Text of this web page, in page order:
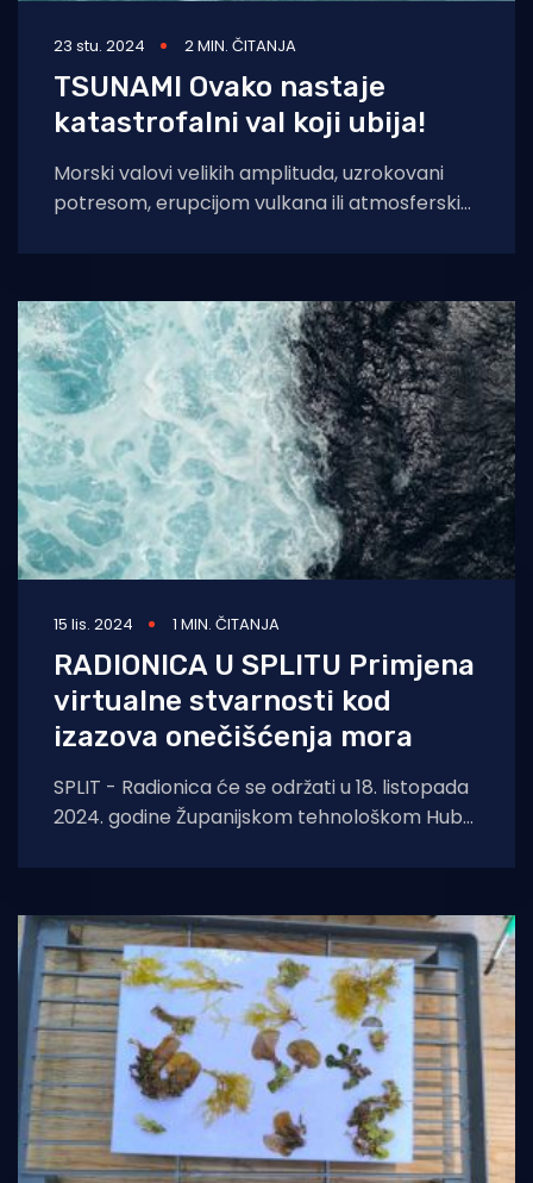
23 stu. 2024 2 MIN. ČITANJA
TSUNAMI Ovako nastaje
katastrofalni val koji ubija!
Morski valovi velikih amplituda, uzrokovani
potresom, erupcijom vulkana ili atmosferskim
izvedena iz dvije japanske
15 lis. 2024 1 MIN. ČITANJA
RADIONICA U SPLITU Primjena
virtualne stvarnosti kod
izazova onečišćenja mora
SPLIT - Radionica će se održati u 18. listopada
2024. godine Županijskom tehnološkom Hub-
dvorani, Ul.